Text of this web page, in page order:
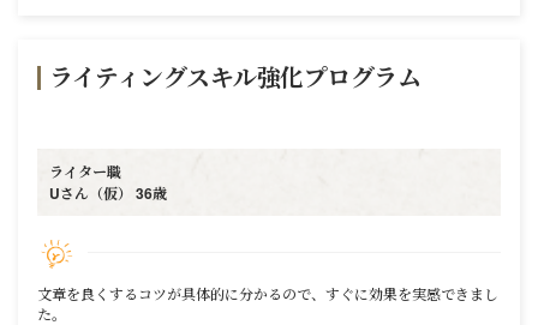
ライティングスキル強化プログラム
ライター職
Uさん（仮） 36歳
文章を良くするコツが具体的に分かるので、すぐに効果を実感できまし
た。